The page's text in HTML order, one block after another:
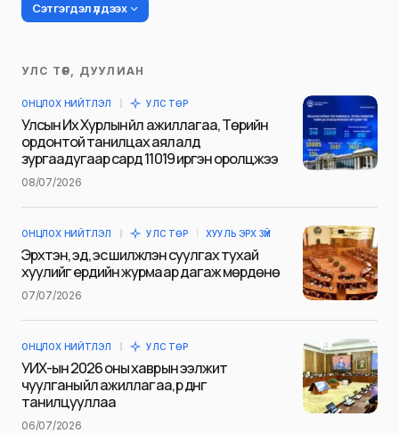
Сэтгэгдэл үлдээх
Таны имэйл хаягийг нийтлэхгүй.
тэмдэглэсэн
Сэтгэгдэл*
Name
УЛС ТӨР, ДУУЛИАН
ОНЦЛОХ НИЙТЛЭЛ УЛС ТӨР
Улсын Их Хурлын үйл ажиллагаа, Төрийн
ордонтой танилцах аялалд
зургаадугаар сард 11019 иргэн оролцжээ
08/07/2026
ОНЦЛОХ НИЙТЛЭЛ УЛС ТӨР ХУУЛЬ ЭРХ ЗҮЙ
Эрхтэн, эд, эс шилжүүлэн суулгах тухай
хуулийг ердийн журмаар дагаж мөрдөнө
07/07/2026
ОНЦЛОХ НИЙТЛЭЛ УЛС ТӨР
УИХ-ын 2026 оны хаврын ээлжит
чуулганы үйл ажиллагаа, үр дүнг
танилцууллаа
06/07/2026